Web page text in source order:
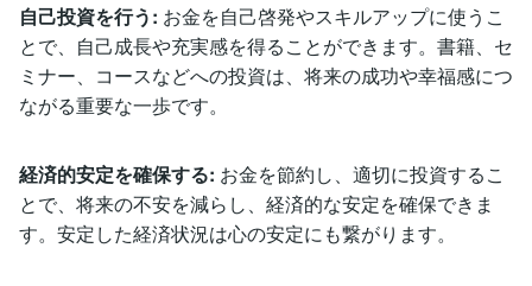
自己投資を行う: お金を自己啓発やスキルアップに使うこ
とで、自己成長や充実感を得ることができます。書籍、セ
ミナー、コースなどへの投資は、将来の成功や幸福感につ
ながる重要な一歩です。
経済的安定を確保する: お金を節約し、適切に投資するこ
とで、将来の不安を減らし、経済的な安定を確保できま
す。安定した経済状況は心の安定にも繋がります。